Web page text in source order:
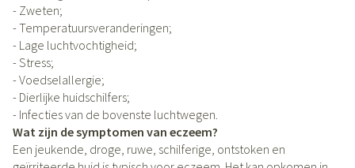
- Zweten;
- Temperatuursveranderingen;
- Lage luchtvochtigheid;
- Stress;
- Voedselallergie;
- Dierlijke huidschilfers;
- Infecties van de bovenste luchtwegen.
Wat zijn de symptomen van eczeem?
Een jeukende, droge, ruwe, schilferige, ontstoken en